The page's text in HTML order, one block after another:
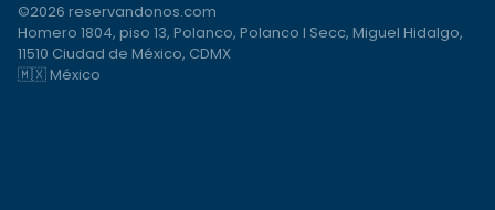
©2026 reservandonos.com
Homero 1804, piso 13, Polanco, Polanco I Secc, Miguel Hidalgo,
11510 Ciudad de México, CDMX
🇲🇽 México